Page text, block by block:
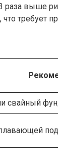
раза выше
свайный